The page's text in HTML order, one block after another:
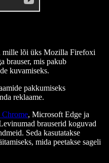
mille lõi üks Mozilla Firefoxi
brauser, mis pakub
kuvamiseks.
pakkumiseks
reklaame.
, Microsoft Edge ja
brauserid koguvad
Seda kasutatakse
mida peetakse sageli